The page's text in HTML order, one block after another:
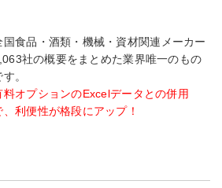
国食品・酒類・機械・資材関連メーカー
社の概要をまとめた業界唯一のもの
。
料オプションのExcelデータとの併用
、利便性が格段にアップ！